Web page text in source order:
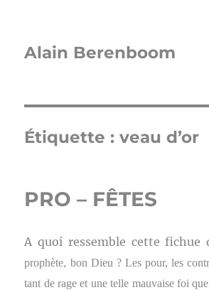
Alain Berenboom
Étiquette :veau d’or
PRO – FÊTES
A quoi ressemble cette fichue
prophète, bon Dieu ? Les pour, les
tant de rage et une telle mauvaise foi